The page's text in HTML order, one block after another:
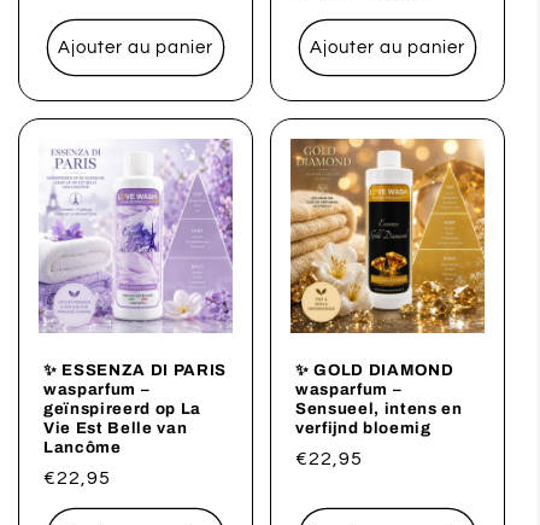
Ajouter au panier
habituelpromotionnel
Ajouter au panier
✨ ESSENZA DI PARIS
wasparfum –
geïnspireerd op La
Vie Est Belle van
Lancôme
Prix
habituel
€22,95
✨ GOLD DIAMOND
wasparfum –
Sensueel, intens en
verfijnd bloemig
Prix
€22,95